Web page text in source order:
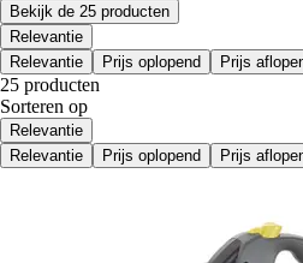
Bekijk de 25 producten
Relevantie
Relevantie
Prijs oplopend Prijs
25 producten
Sorteren op
Relevantie
Relevantie
Prijs oplopend Prijs